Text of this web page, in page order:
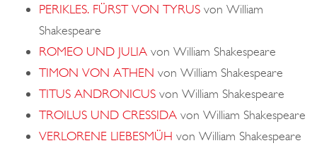
PERIKLES. FÜRST VON TYRUS von William
Shakespeare
ROMEO UND JULIA von William Shakespeare
TIMON VON ATHEN von William Shakespeare
TITUS ANDRONICUS von William Shakespeare
TROILUS UND CRESSIDA von William Shakespeare
VERLORENE LIEBESMÜH von William Shakespeare